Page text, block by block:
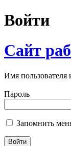
Войти
Сайт
Имя пользователя
Пароль
Запомнить